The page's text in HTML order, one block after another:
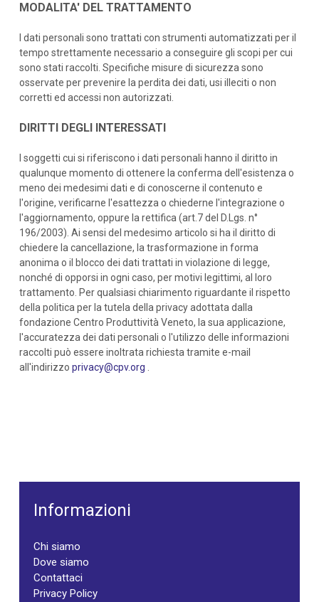
MODALITA' DEL TRATTAMENTO
I dati personali sono trattati con strumenti automatizzati per il
tempo strettamente necessario a conseguire gli scopi per cui
sono stati raccolti. Specifiche misure di sicurezza sono
osservate per prevenire la perdita dei dati, usi illeciti o non
corretti ed accessi non autorizzati.
DIRITTI DEGLI INTERESSATI
I soggetti cui si riferiscono i dati personali hanno il diritto in
qualunque momento di ottenere la conferma dell'esistenza o
meno dei medesimi dati e di conoscerne il contenuto e
l'origine, verificarne l'esattezza o chiederne l'integrazione o
l'aggiornamento, oppure la rettifica (art.7 del D.Lgs. n°
196/2003). Ai sensi del medesimo articolo si ha il diritto di
chiedere la cancellazione, la trasformazione in forma
anonima o il blocco dei dati trattati in violazione di legge,
nonché di opporsi in ogni caso, per motivi legittimi, al loro
trattamento. Per qualsiasi chiarimento riguardante il rispetto
della politica per la tutela della privacy adottata dalla
fondazione Centro Produttività Veneto, la sua applicazione,
l'accuratezza dei dati personali o l'utilizzo delle informazioni
raccolti può essere inoltrata richiesta tramite e-mail
all'indirizzo privacy@cpv.org
Informazioni
Chi siamo
Dove siamo
Contattaci
Privacy Policy